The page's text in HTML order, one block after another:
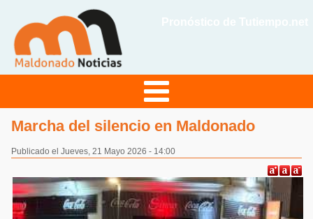
Marcha del silencio en Maldonado
Publicado el Jueves, 21 Mayo 2026 - 14:00